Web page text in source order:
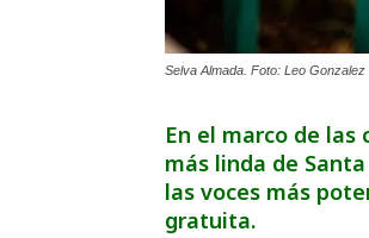
Selva Almada. Foto: Leo Gonzalez
En el marco de las
más linda de
las voces más
gratuita.